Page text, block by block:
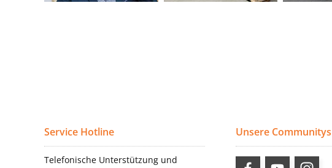
Service Hotline
Telefonische Unterstützung und
Unsere Communitys